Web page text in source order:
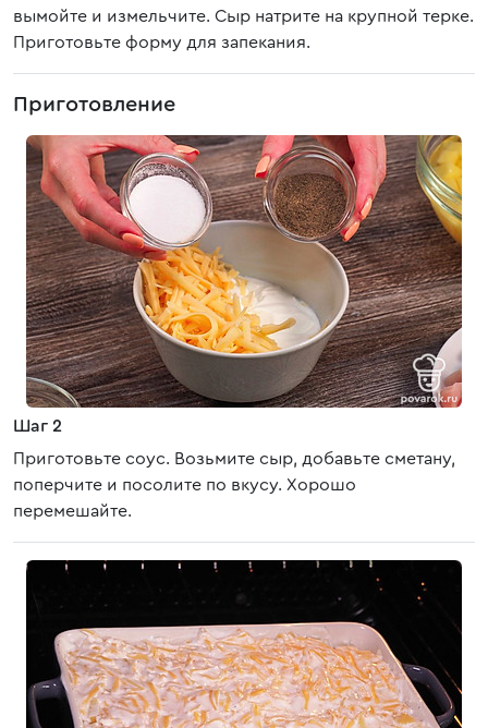
вымойте и измельчите. Сыр натрите на крупной терке.
Приготовьте форму для запекания.
Приготовление
Шаг 2
Приготовьте соус. Возьмите сыр, добавьте сметану,
поперчите и посолите по вкусу. Хорошо
перемешайте.